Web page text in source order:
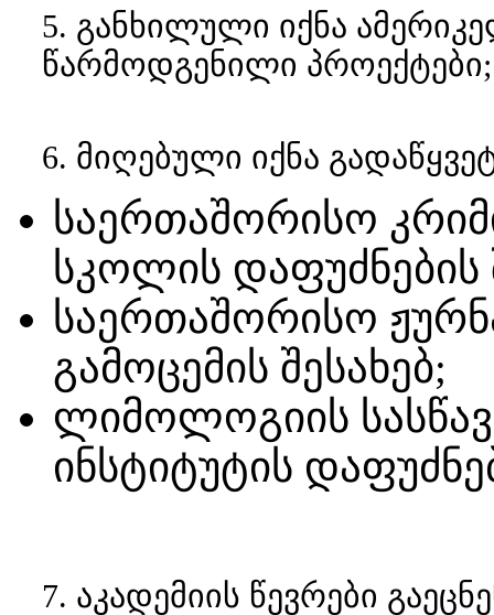
5. განხილული იქნა
წარმოდგენილი პროექტები;
6. მიღებული იქნა
საერთაშორისო
სკოლის დაფუძნების
საერთაშორისო
გამოცემის შესახებ;
ლიმოლოგიის
ინსტიტუტის
7. აკადემიის წევრები